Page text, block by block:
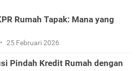
Rumah Tapak: Mana yang
• 25 Februari 2026
Pindah Kredit Rumah dengan